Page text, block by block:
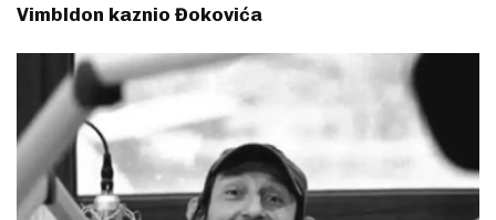
Vimbldon kaznio Đokovića